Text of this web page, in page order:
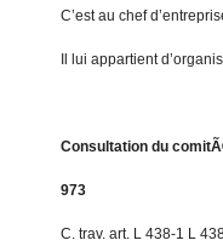
C’est au chef
Il lui appartient
Consultation du
973
C. trav. art. L 438-1 L